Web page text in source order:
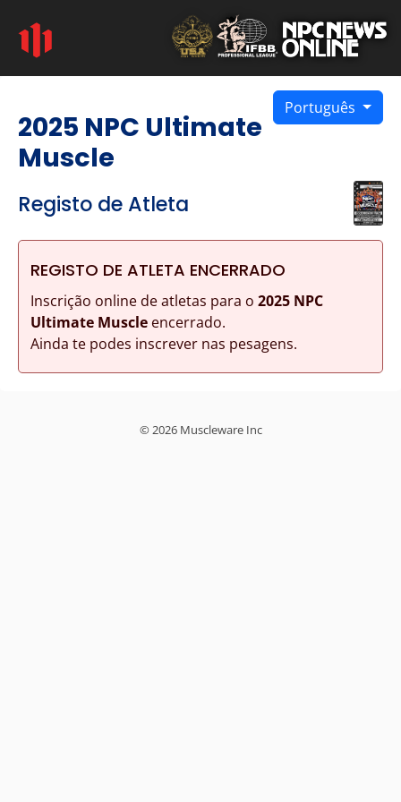
Português
2025 NPC Ultimate
Muscle
Registo de Atleta
REGISTO DE ATLETA ENCERRADO
Inscrição online de atletas para o 2025 NPC
Ultimate Muscleencerrado.
Ainda te podes inscrever nas pesagens.
© 2026 Muscleware Inc